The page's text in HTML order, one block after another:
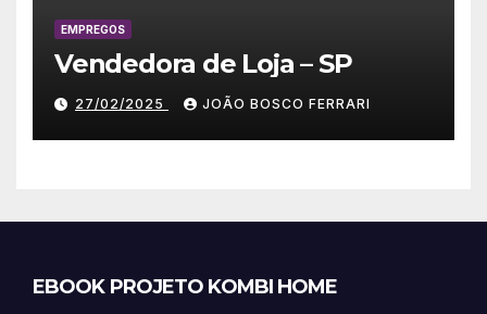
EMPREGOS
Vendedora de Loja – SP
27/02/2025 JOÃO BOSCO FERRARI
EBOOK PROJETO KOMBI HOME